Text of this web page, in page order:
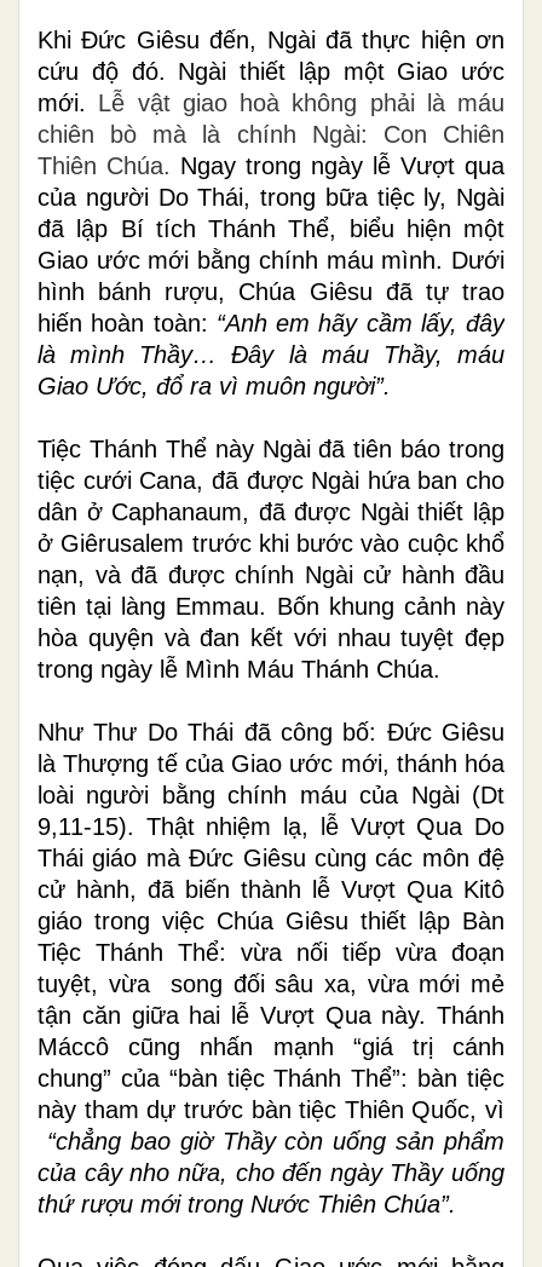
Khi Đức Giêsu đến, Ngài đã thực hiện ơn
cứu độ đó. Ngài thiết lập một Giao ước
mới. Lễ vật giao hoà không phải là máu
chiên bò mà là chính Ngài: Con Chiên
Thiên Chúa. Ngay trong ngày lễ Vượt qua
của người Do Thái, trong bữa tiệc ly, Ngài
đã lập Bí tích Thánh Thể, biểu hiện một
Giao ước mới bằng chính máu mình. Dưới
hình bánh rượu, Chúa Giêsu đã tự trao
hiến hoàn toàn: “Anh em hãy cầm lấy, đây
là mình Thầy… Đây là máu Thầy, máu
Giao Ước, đổ ra vì muôn người”.
Tiệc Thánh Thể này Ngài đã tiên báo trong
tiệc cưới Cana, đã được Ngài hứa ban cho
dân ở Caphanaum, đã được Ngài thiết lập
ở Giêrusalem trước khi bước vào cuộc khổ
nạn, và đã được chính Ngài cử hành đầu
tiên tại làng Emmau. Bốn khung cảnh này
hòa quyện và đan kết với nhau tuyệt đẹp
trong ngày lễ Mình Máu Thánh Chúa.
Như Thư Do Thái đã công bố: Đức Giêsu
là Thượng tế của Giao ước mới, thánh hóa
loài người bằng chính máu của Ngài (Dt
9,11-15). Thật nhiệm lạ, lễ Vượt Qua Do
Thái giáo mà Đức Giêsu cùng các môn đệ
cử hành, đã biến thành lễ Vượt Qua Kitô
giáo trong việc Chúa Giêsu thiết lập Bàn
Tiệc Thánh Thể: vừa nối tiếp vừa đoạn
tuyệt, vừa song đối sâu xa, vừa mới mẻ
tận căn giữa hai lễ Vượt Qua này. Thánh
Máccô cũng nhấn mạnh “giá trị cánh
chung” của “bàn tiệc Thánh Thể”: bàn tiệc
này tham dự trước bàn tiệc Thiên Quốc, vì
“chẳng bao giờ Thầy còn uống sản phẩm
của cây nho nữa, cho đến ngày Thầy uống
thứ rượu mới trong Nước Thiên Chúa”.